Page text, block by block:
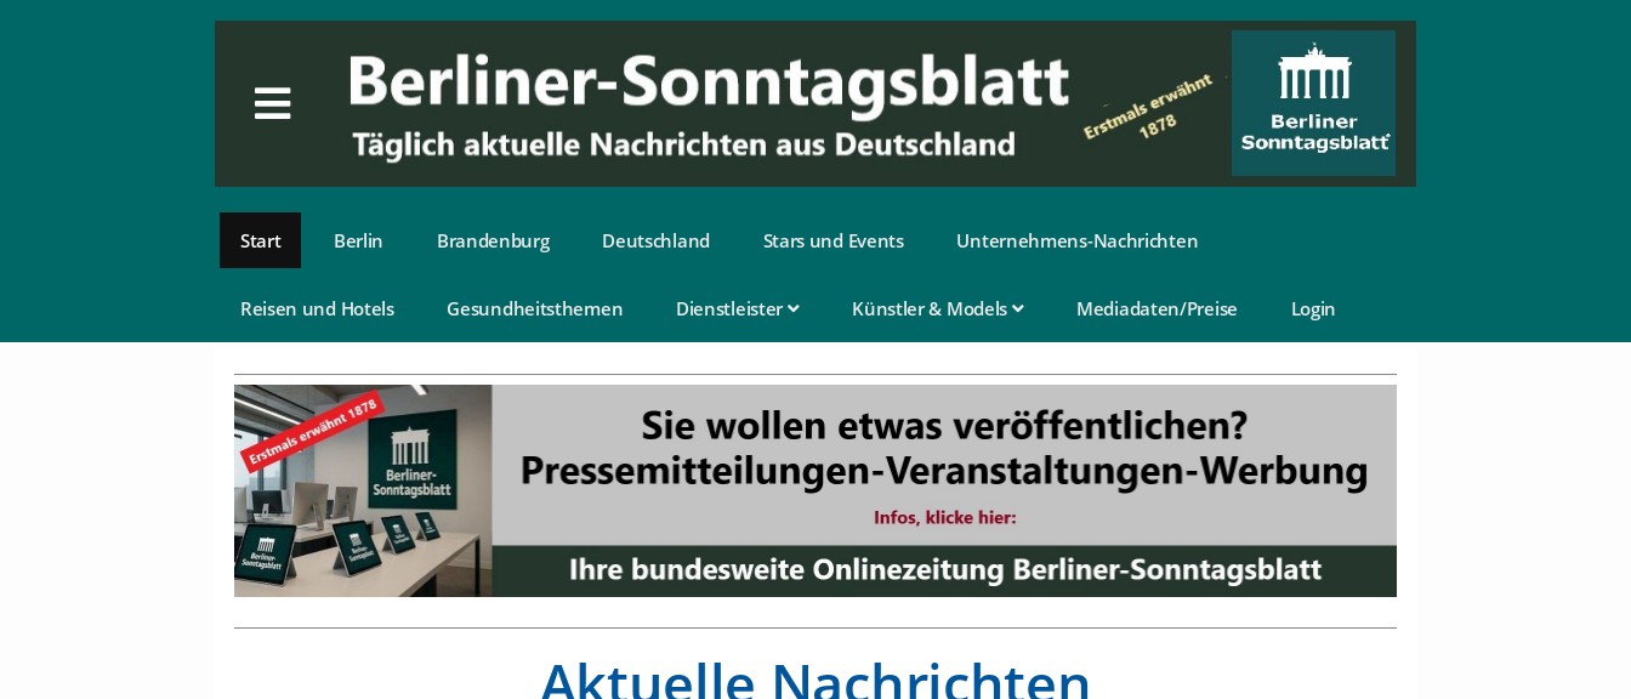
Start Berlin Brandenburg Deutschland Stars und Events Unternehmens-Nachrichten
Reisen und Hotels Gesundheitsthemen Dienstleister Künstler & Models Mediadaten/Preise Login
Aktuelle Nachrichten